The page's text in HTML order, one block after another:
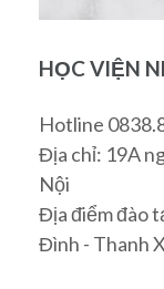
HỌC VIỆN
Hotline
Địa chỉ: 19A
Nội
Địa điểm đào
Đình - Thanh